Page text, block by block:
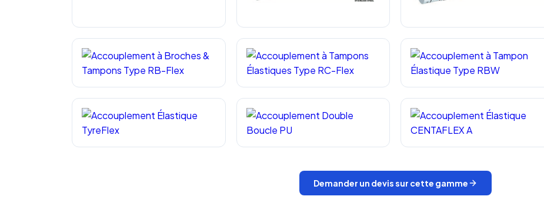
Arbre Élastique Flexible Type SWS Arbre élastique flexible inox SWE Arbre Élastique Flexible Type SWC
Accouplement à Broches & Tampons
Type RB-Flex
Accouplement à Tampons Élastiques
Accouplement à Tampon Élastique
Type RBW
A
Demander un devis sur cette gamme
Devis Accouplement Élastique
Réponse sous 24h — Sans engagement
Entreprise
Téléphone
Famille d'accouplement*